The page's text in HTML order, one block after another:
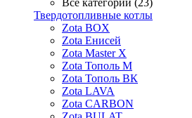
Все категории (23)
Твердотопливные котлы
Zota BOX
Zota Енисей
Zota Master X
Zota Тополь М
Zota Тополь ВК
Zota LAVA
Zota CARBON